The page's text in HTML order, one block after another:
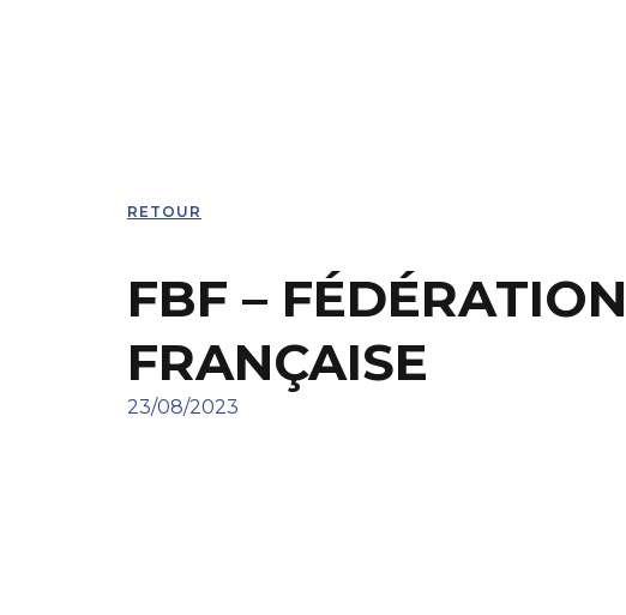
RETOUR
FBF –
FRANÇAISE
23/08/2023